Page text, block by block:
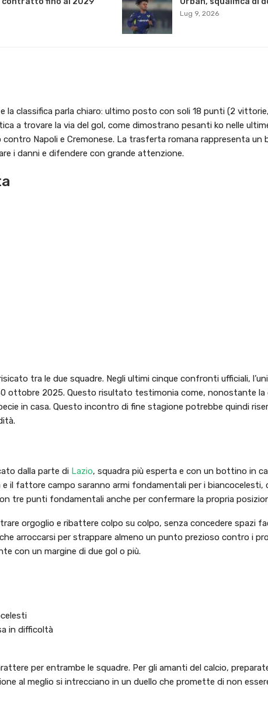
Lug 9, 2026
la classifica parla chiaro: ultimo posto con soli 18 punti (2
a trovare la via del gol, come dimostrano pesanti ko nelle
Napoli e Cremonese. La trasferta romana rappresenta un
i danni e difendere con grande attenzione.
tra le due squadre. Negli ultimi cinque confronti ufficiali,
ottobre 2025. Questo risultato testimonia come, nonostante la
in casa. Questo incontro di fine stagione potrebbe quindi
dalla parte di Lazio, squadra più esperta e con un bottino in
il fattore campo saranno armi fondamentali per i biancocelesti,
tre punti fondamentali anche per confermare la propria
orgoglio e ribattere colpo su colpo, senza concedere spazi
arroccarsi per strappare almeno un punto prezioso contro i
con un margine di due gol o più.
in difficoltà
per entrambe le squadre. Per gli amanti del calcio,
al meglio si intrecciano in un duello che promette di non